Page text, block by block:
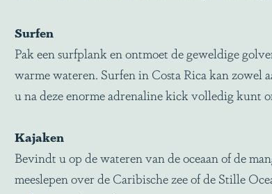
Surfen
Pak een surfplank en ontmoet de geweldige
warme wateren. Surfen in Costa Rica kan zowel
u na deze enorme adrenaline kick volledig kunt
Kajaken
Bevindt u op de wateren van de oceaan of de
meeslepen over de Caribische zee of de Stille